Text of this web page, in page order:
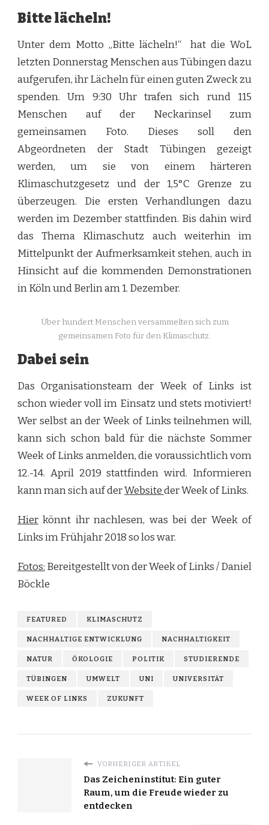
Bitte lächeln!
Unter dem Motto „Bitte lächeln!“ hat die WoL
letzten Donnerstag Menschen aus Tübingen dazu
aufgerufen, ihr Lächeln für einen guten Zweck zu
spenden. Um 9:30 Uhr trafen sich rund 115
Menschen auf der Neckarinsel zum
gemeinsamen Foto. Dieses soll den
Abgeordneten der Stadt Tübingen gezeigt
werden, um sie von einem härteren
Klimaschutzgesetz und der 1,5°C Grenze zu
überzeugen. Die ersten Verhandlungen dazu
werden im Dezember stattfinden. Bis dahin wird
das Thema Klimaschutz auch weiterhin im
Mittelpunkt der Aufmerksamkeit stehen, auch in
Hinsicht auf die kommenden Demonstrationen
in Köln und Berlin am 1. Dezember.
Über hundert Menschen versammelten sich zum
gemeinsamen Foto für den Klimaschutz.
Dabei sein
Das Organisationsteam der Week of Links ist
schon wieder voll im Einsatz und stets motiviert!
Wer selbst an der Week of Links teilnehmen will,
kann sich schon bald für die nächste Sommer
Week of Links anmelden, die voraussichtlich vom
12.-14. April 2019 stattfinden wird. Informieren
kann man sich auf derWebsiteder Week of Links.
Hier könnt ihr nachlesen, was bei der Week of
Links im Frühjahr 2018 so los war.
Fotos: Bereitgestellt von der Week of Links / Daniel
Böckle
FEATURED KLIMASCHUTZ
NACHHALTIGE ENTWICKLUNG NACHHALTIGKEIT
NATUR ÖKOLOGIE POLITIK STUDIERENDE
TÜBINGEN UMWELT UNI UNIVERSITÄT
WEEK OF LINKS ZUKUNFT
VORHERIGER ARTIKEL
Das Zeicheninstitut: Ein guter
Raum, um die Freude wieder zu
entdecken